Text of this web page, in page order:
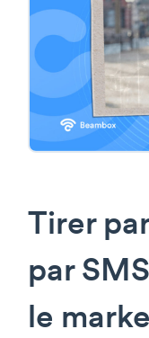
Tirer
par
le